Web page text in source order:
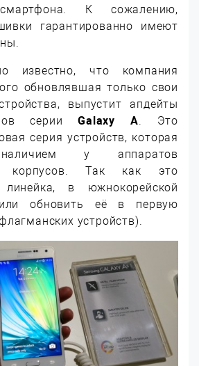
К сожалению,
гарантированно имеют
известно, что компания
обновлявшая только свои
выпустит апдейты
серииGalaxy A. Это
серия устройств, которая
наличием у аппаратов
корпусов. Так как это
линейка, в южнокорейской
обновить её в первую
устройств).